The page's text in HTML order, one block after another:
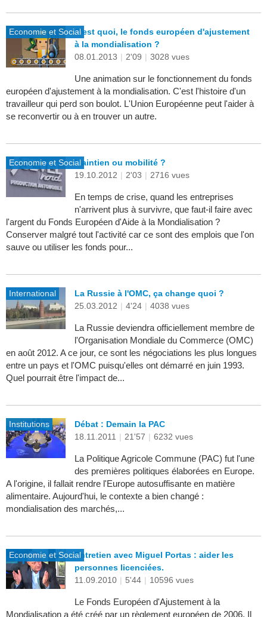
Economie et SocialC'est quoi, le fonds européen d'ajustement
à la mondialisation ?
08.01.2013 | 2'09 | 3028 vues
Une animation sur le fonctionnement du fonds
européen d'ajustement à la mondialisation. C'est l'histoire d'un
travailleur qui perd son boulot. L'Union Européenne peut l'aider à
se reconvertir ou à en trouver un autre.
Economie et SocialMaintien ou mobilité ?
19.10.2012 | 2'03 | 2716 vues
En temps de crise, quand les entreprises
n'arrivent plus à survivre, que faut-il faire avec
l'argent du Fonds Européen d'Aide à la Mondialisation ?
Conserver malgré tout l'activité car ce sont des emplois que l'on
sauve ou utiliser les fonds pour...
International
La Russie à l'OMC, ça change quoi ?
25.03.2012 | 4'24 | 4038 vues
La Russie deviendra officiellement membre de
l'Organisation Mondiale du Commerce (OMC)
en août 2012. A ce jour, ce sont les négociations les plus longues
entre un pays et l'OMC puisqu'elles ont démarré en juin 1993.
Quel pourrait être l'impact de...
Institutions
Débat : Demain la PAC
18.11.2011 | 21'57 | 6232 vues
La Politique Agricole Commune (PAC) fut l'une
des premières politiques élaborées en Europe.
A l'origine, il fallait rendre l'Europe autosuffisante en matière
alimentaire. Aujourd'hui, le contexte a bien changé :
mondialisation des marchés,...
Economie et SocialEntretien avec Miguel Portas : aider les
personnes licenciées.
11.09.2010 | 5'44 | 10596 vues
Le Fonds Européen d'Ajustement à la
Mondialisation a été créé par un règlement européen de 2006. Il